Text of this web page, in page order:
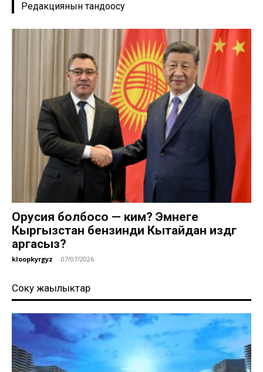
Редакциянын тандоосу
Орусия болбосо — ким? Эмнеге
Кыргызстан бензинди Кытайдан издөөгө
аргасыз?
kloopkyrgyz - 07/07/2026
Соңку жаңылыктар